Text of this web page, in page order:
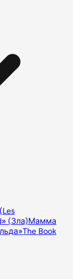
(Зла)Мамма
The Book